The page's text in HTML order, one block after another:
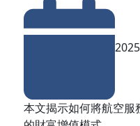
本文揭示如何將航空